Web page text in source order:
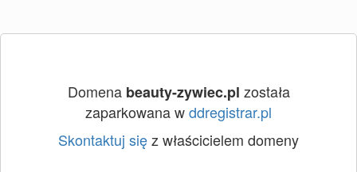
Domena beauty-zywiec.pl została
zaparkowana wddregistrar.pl
Skontaktuj sięz właścicielem domeny